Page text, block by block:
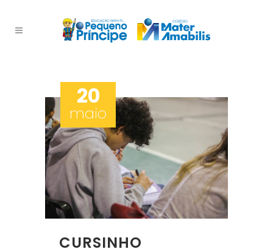
20
maio
CURSINHO